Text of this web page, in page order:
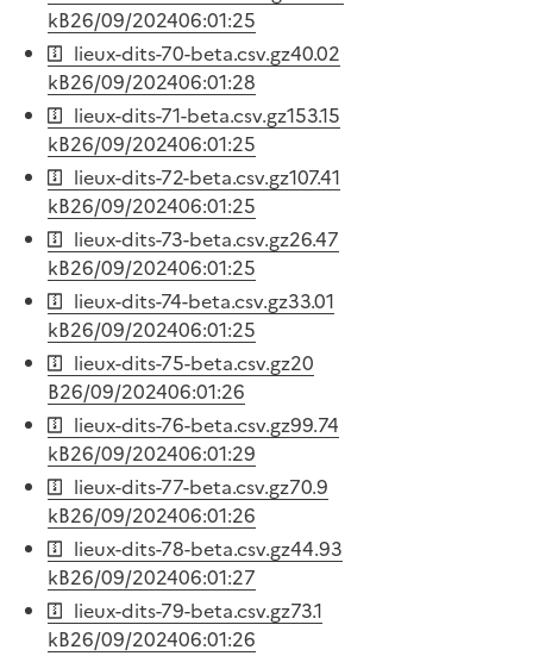
kB26/09/202406:01:25
lieux-dits-70-beta.csv.gz40.02
kB26/09/202406:01:28
lieux-dits-71-beta.csv.gz153.15
kB26/09/202406:01:25
lieux-dits-72-beta.csv.gz107.41
kB26/09/202406:01:25
lieux-dits-73-beta.csv.gz26.47
kB26/09/202406:01:25
lieux-dits-74-beta.csv.gz33.01
kB26/09/202406:01:25
lieux-dits-75-beta.csv.gz20
B26/09/202406:01:26
lieux-dits-76-beta.csv.gz99.74
kB26/09/202406:01:29
lieux-dits-77-beta.csv.gz70.9
kB26/09/202406:01:26
lieux-dits-78-beta.csv.gz44.93
kB26/09/202406:01:27
lieux-dits-79-beta.csv.gz73.1
kB26/09/202406:01:26